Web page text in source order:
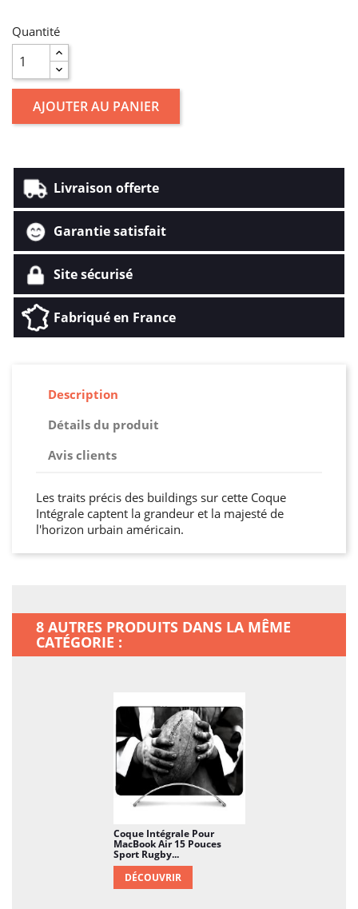
Quantité
AJOUTER AU PANIER
Livraison offerte
Garantie satisfait
Site sécurisé
Fabriqué en France
Description
Détails du produit
Avis clients
Les traits précis des buildings sur cette Coque
Intégrale captent la grandeur et la majesté de
l'horizon urbain américain.
8 AUTRES PRODUITS DANS LA MÊME
CATÉGORIE :
Coque Intégrale Pour
MacBook Air 15 Pouces
Sport Rugby...
DÉCOUVRIR